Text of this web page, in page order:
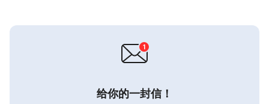
给你的一封信！